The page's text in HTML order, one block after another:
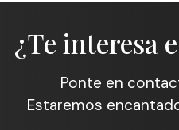
¿Te interesa
Ponte en
Estaremos